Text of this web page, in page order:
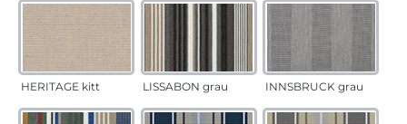
HERITAGE kitt LISSABON grau INNSBRUCK grau